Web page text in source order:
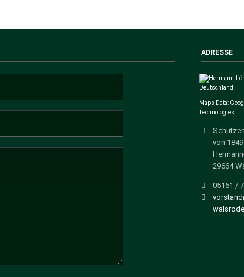
ADRESSE
Maps Data:
Technologies
von 1849
29664
05161 /